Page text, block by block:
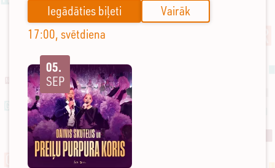
Iegādāties biļeti
Vairāk
17:00, svētdiena
05.
SEP